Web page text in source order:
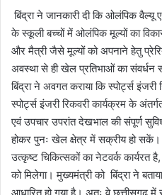
बिंद्रा ने जानकारी दी कि ओलंपिक
के स्कूली बच्चों में ओलंपिक मूल्यों का
और मैत्री जैसे मूल्यों को अपनाने हेतु
अवस्था से ही खेल प्रतिभाओं का संवर्धन
बिंद्रा ने अवगत कराया कि स्पोर्ट्स
स्पोर्ट्स इंजरी रिकवरी कार्यक्रम के
एवं उपचार उपरांत देखभाल की संपूर्ण
होकर पुनः खेल क्षेत्र में सक्रीय हो
उत्कृष्ट चिकित्सकों का नेटवर्क कार्यरत
को मिलेगा। मुख्यमंत्री को बिंद्रा ने